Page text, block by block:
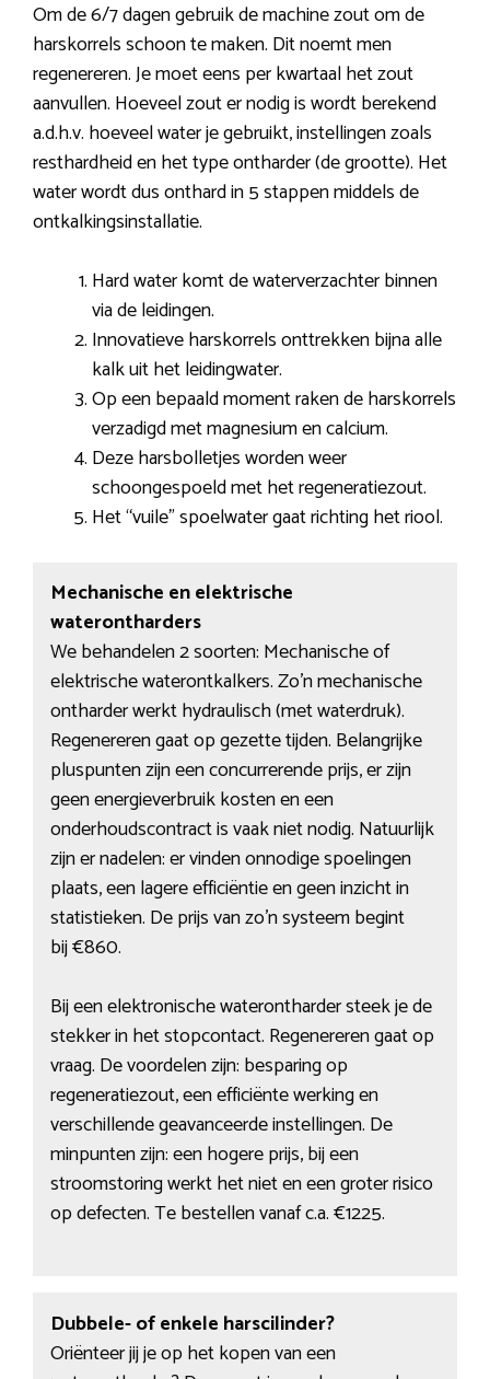
Om de 6/7 dagen gebruik de machine zout om de
harskorrels schoon te maken. Dit noemt men
regenereren. Je moet eens per kwartaal het zout
aanvullen. Hoeveel zout er nodig is wordt berekend
a.d.h.v. hoeveel water je gebruikt, instellingen zoals
resthardheid en het type ontharder (de grootte). Het
water wordt dus onthard in 5 stappen middels de
ontkalkingsinstallatie.
Hard water komt de waterverzachter binnen
via de leidingen.
Innovatieve harskorrels onttrekken bijna alle
kalk uit het leidingwater.
Op een bepaald moment raken de harskorrels
verzadigd met magnesium en calcium.
Deze harsbolletjes worden weer
schoongespoeld met het regeneratiezout.
Het “vuile” spoelwater gaat richting het riool.
Mechanische en elektrische
waterontharders
We behandelen 2 soorten: Mechanische of
elektrische waterontkalkers. Zo’n mechanische
ontharder werkt hydraulisch (met waterdruk).
Regenereren gaat op gezette tijden. Belangrijke
pluspunten zijn een concurrerende prijs, er zijn
geen energieverbruik kosten en een
onderhoudscontract is vaak niet nodig. Natuurlijk
zijn er nadelen: er vinden onnodige spoelingen
plaats, een lagere efficiëntie en geen inzicht in
statistieken. De prijs van zo’n systeem begint
bij €860.
Bij een elektronische waterontharder steek je de
stekker in het stopcontact. Regenereren gaat op
vraag. De voordelen zijn: besparing op
regeneratiezout, een efficiënte werking en
verschillende geavanceerde instellingen. De
minpunten zijn: een hogere prijs, bij een
stroomstoring werkt het niet en een groter risico
op defecten. Te bestellen vanaf c.a. €1225.
Dubbele- of enkele harscilinder?
Oriënteer jij je op het kopen van een